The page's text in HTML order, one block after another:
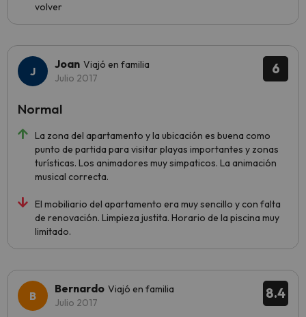
volver
6
Joan Viajó en familia
Julio 2017
La zona del apartamento y la ubicación es buena como
punto de partida para visitar playas importantes y zonas
turísticas. Los animadores muy simpaticos. La animación
musical correcta.
El mobiliario del apartamento era muy sencillo y con falta
de renovación. Limpieza justita. Horario de la piscina muy
limitado.
Normal
8.4
Bernardo Viajó en familia
Julio 2017